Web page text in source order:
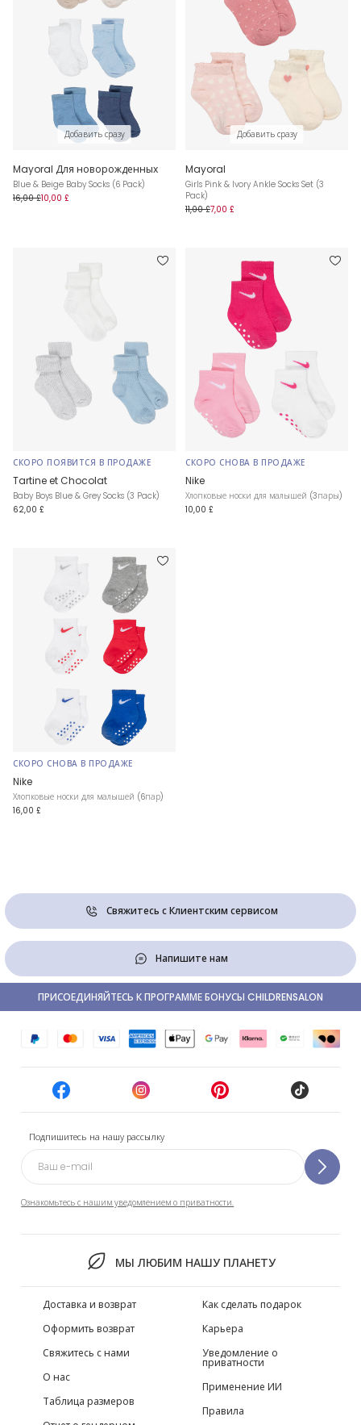
Добавить сразу
Mayoral Для новорожденных
Blue & Beige Baby Socks (6 Pack)
16,00 £10,00 £
Добавить сразу
Mayoral
Girls Pink & Ivory Ankle Socks Set (3
Pack)
11,00 £7,00 £
СКОРО ПОЯВИТСЯ В ПРОДАЖЕ
Tartine et Chocolat
Baby Boys Blue & Grey Socks (3 Pack)
62,00 £
СКОРО СНОВА В ПРОДАЖЕ
Nike
Хлопковые носки для малышей (3пары)
10,00 £
СКОРО СНОВА В ПРОДАЖЕ
Nike
Хлопковые носки для малышей (6пар)
16,00 £
Свяжитесь с Клиентским сервисом
Напишите нам
Подпишитесь на нашу рассылку
Ознакомьтесь с нашим уведомлением о приватности.
МЫ ЛЮБИМ НАШУ ПЛАНЕТУ
ПРИСОЕДИНЯЙТЕСЬ К ПРОГРАММЕ БОНУСЫ CHILDRENSALON
Доставка и возврат
Оформить возврат
Свяжитесь с нами
О нас
Таблица размеров
Как сделать подарок
Карьера
Уведомление о
приватности
Применение ИИ
Правила